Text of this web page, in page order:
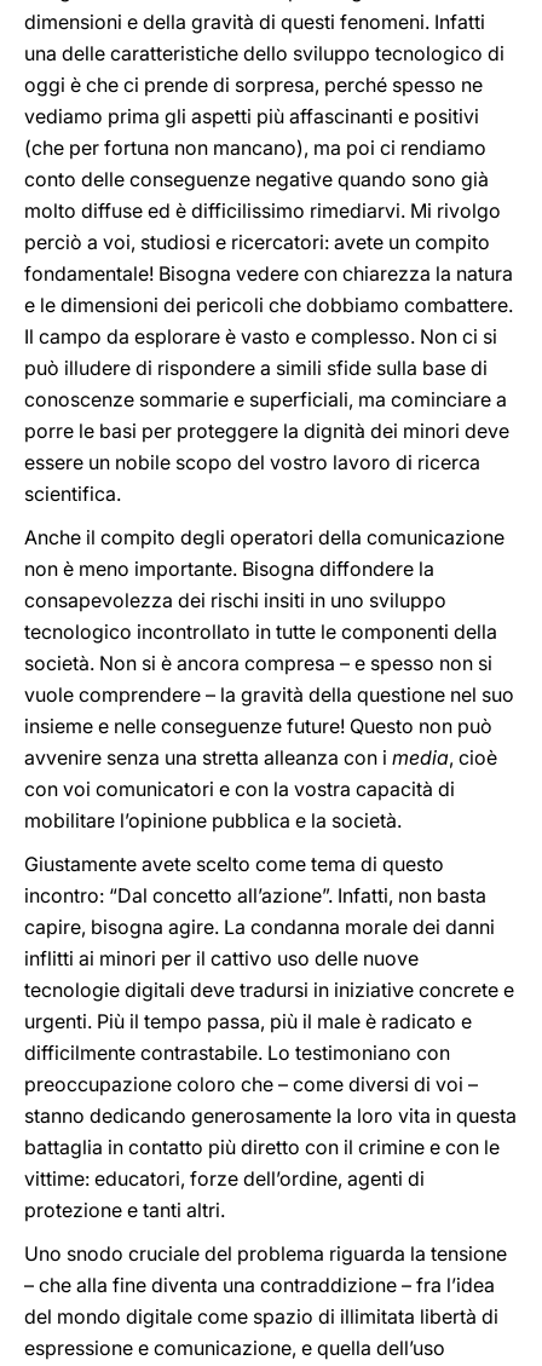
dimensioni e della gravità di questi fenomeni. Infatti
una delle caratteristiche dello sviluppo tecnologico di
oggi è che ci prende di sorpresa, perché spesso ne
vediamo prima gli aspetti più affascinanti e positivi
(che per fortuna non mancano), ma poi ci rendiamo
conto delle conseguenze negative quando sono già
molto diffuse ed è difficilissimo rimediarvi. Mi rivolgo
perciò a voi, studiosi e ricercatori: avete un compito
fondamentale! Bisogna vedere con chiarezza la natura
e le dimensioni dei pericoli che dobbiamo combattere.
Il campo da esplorare è vasto e complesso. Non ci si
può illudere di rispondere a simili sfide sulla base di
conoscenze sommarie e superficiali, ma cominciare a
porre le basi per proteggere la dignità dei minori deve
essere un nobile scopo del vostro lavoro di ricerca
scientifica.
Anche il compito degli operatori della comunicazione
non è meno importante. Bisogna diffondere la
consapevolezza dei rischi insiti in uno sviluppo
tecnologico incontrollato in tutte le componenti della
società. Non si è ancora compresa – e spesso non si
vuole comprendere – la gravità della questione nel suo
insieme e nelle conseguenze future! Questo non può
avvenire senza una stretta alleanza con i media, cioè
con voi comunicatori e con la vostra capacità di
mobilitare l’opinione pubblica e la società.
Giustamente avete scelto come tema di questo
incontro: “Dal concetto all’azione”. Infatti, non basta
capire, bisogna agire. La condanna morale dei danni
inflitti ai minori per il cattivo uso delle nuove
tecnologie digitali deve tradursi in iniziative concrete e
urgenti. Più il tempo passa, più il male è radicato e
difficilmente contrastabile. Lo testimoniano con
preoccupazione coloro che – come diversi di voi –
stanno dedicando generosamente la loro vita in questa
battaglia in contatto più diretto con il crimine e con le
vittime: educatori, forze dell’ordine, agenti di
protezione e tanti altri.
Uno snodo cruciale del problema riguarda la tensione
– che alla fine diventa una contraddizione – fra l’idea
del mondo digitale come spazio di illimitata libertà di
espressione e comunicazione, e quella dell’uso